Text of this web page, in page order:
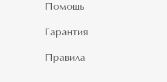
Помощь
Гарантия
Правила